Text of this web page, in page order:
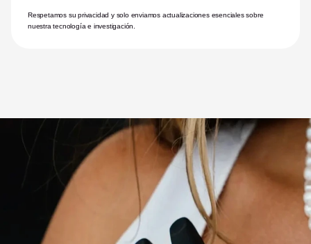
Respetamos su privacidad y solo enviamos actualizaciones esenciales sobre
nuestra tecnología e investigación.